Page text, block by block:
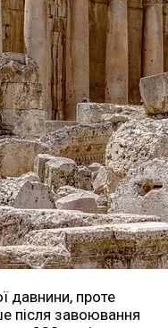
давнини, проте
після завоювання